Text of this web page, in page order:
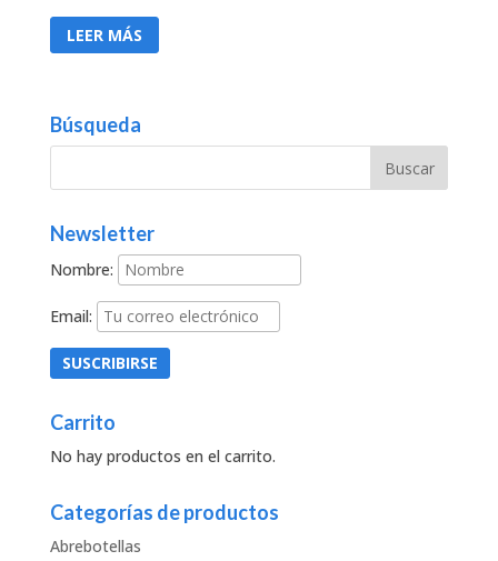
LEER MÁS
Búsqueda
Newsletter
Nombre:
Email:
Carrito
No hay productos en el carrito.
Categorías de productos
Abrebotellas